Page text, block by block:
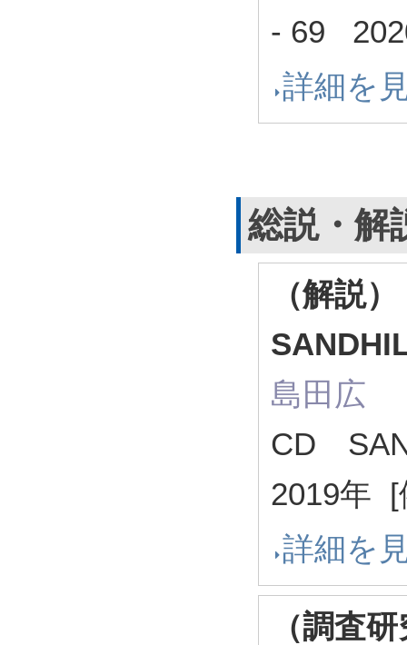
- 69
詳細を
総説・解
（解説
島田広
CD
2019年 [
詳細を
（調査